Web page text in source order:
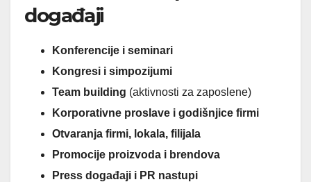
događaji
Konferencije i seminari
Kongresi i simpozijumi
Team building (aktivnosti za zaposlene)
Korporativne proslave i godišnjice firmi
Otvaranja firmi, lokala, filijala
Promocije proizvoda i brendova
Press događaji i PR nastupi